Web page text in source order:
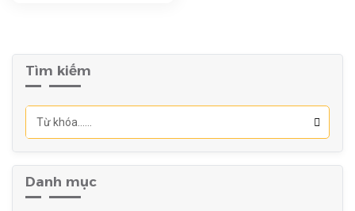
Chất liệu cao cấp:Thùng
trộn làm bằng inox 304,
Tìm kiếm
Danh mục